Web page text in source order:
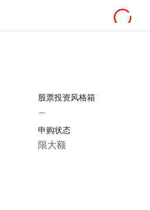
股票投资风格箱
—
申购状态
限大额